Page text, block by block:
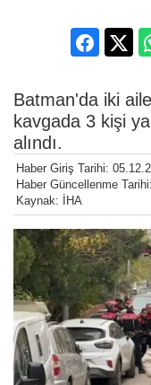
Batman'da iki
kavgada 3 kişi
alındı.
Haber Giriş Tarihi:
Haber Güncellenme
Kaynak: İHA